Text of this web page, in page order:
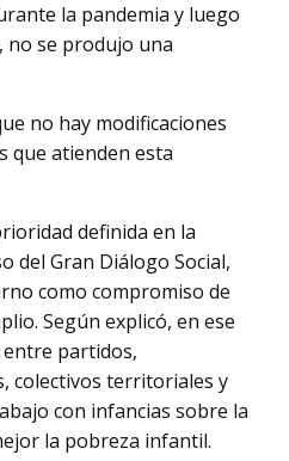
la pandemia y luego
no se produjo una
no hay modificaciones
que atienden esta
definida en la
del Gran Diálogo Social,
como compromiso de
Según explicó, en ese
partidos,
colectivos territoriales y
con infancias sobre la
la pobreza infantil.